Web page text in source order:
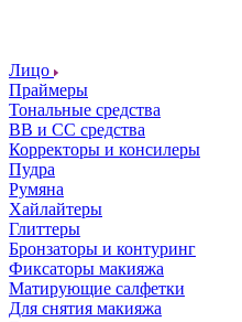
Лицо
Праймеры
Тональные средства
ВВ и СС средства
Корректоры и консилеры
Пудра
Румяна
Хайлайтеры
Глиттеры
Бронзаторы и контуринг
Фиксаторы макияжа
Матирующие салфетки
Для снятия макияжа